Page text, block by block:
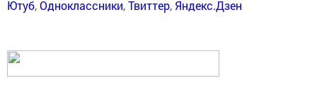
Ютуб,Одноклассники,Твиттер, Яндекс.Дзен